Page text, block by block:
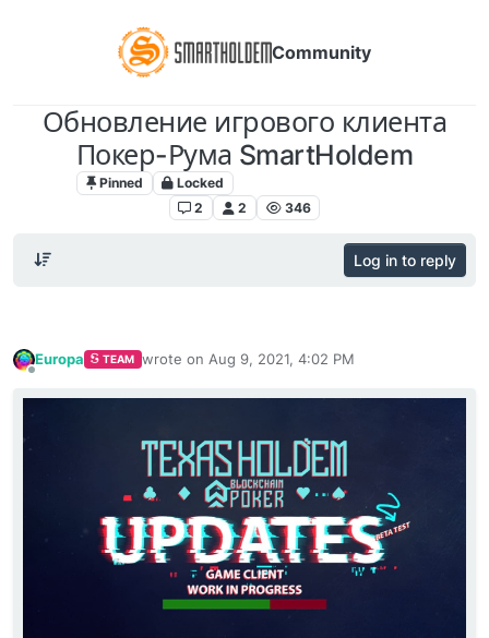
Community
Обновление игрового клиента
Покер-Рума SmartHoldem
Pinned Locked
2
2 346
Log in to reply
Europa TEAM wrote on Aug 9, 2021, 4:02 PM
last edited by